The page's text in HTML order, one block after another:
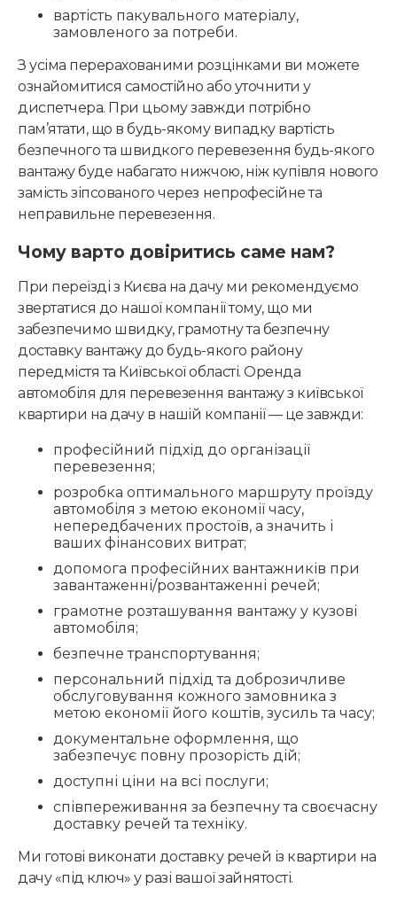
вартість пакувального матеріалу,
замовленого за потреби.
З усіма перерахованими розцінками ви можете
ознайомитися самостійно або уточнити у
диспетчера. При цьому завжди потрібно
пам’ятати, що в будь-якому випадку вартість
безпечного та швидкого перевезення будь-якого
вантажу буде набагато нижчою, ніж купівля нового
замість зіпсованого через непрофесійне та
неправильне перевезення.
Чому варто довіритись саме нам?
При переїзді з Києва на дачу ми рекомендуємо
звертатися до нашої компанії тому, що ми
забезпечимо швидку, грамотну та безпечну
доставку вантажу до будь-якого району
передмістя та Київської області. Оренда
автомобіля для перевезення вантажу з київської
квартири на дачу в нашій компанії — це завжди:
професійний підхід до організації
перевезення;
розробка оптимального маршруту проїзду
автомобіля з метою економії часу,
непередбачених простоїв, а значить і
ваших фінансових витрат;
допомога професійних вантажників при
завантаженні/розвантаженні речей;
грамотне розташування вантажу у кузові
автомобіля;
безпечне транспортування;
персональний підхід та доброзичливе
обслуговування кожного замовника з
метою економії його коштів, зусиль та часу;
документальне оформлення, що
забезпечує повну прозорість дій;
доступні ціни на всі послуги;
співпереживання за безпечну та своєчасну
доставку речей та техніку.
Ми готові виконати доставку речей із квартири на
дачу «під ключ» у разі вашої зайнятості.